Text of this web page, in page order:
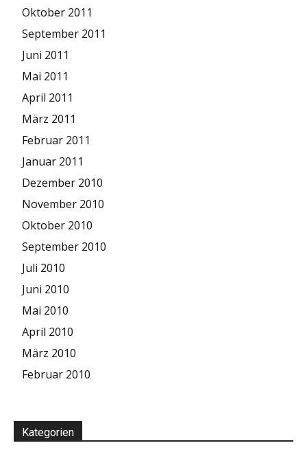
Oktober 2011
September 2011
Juni 2011
Mai 2011
April 2011
März 2011
Februar 2011
Januar 2011
Dezember 2010
November 2010
Oktober 2010
September 2010
Juli 2010
Juni 2010
Mai 2010
April 2010
März 2010
Februar 2010
Kategorien